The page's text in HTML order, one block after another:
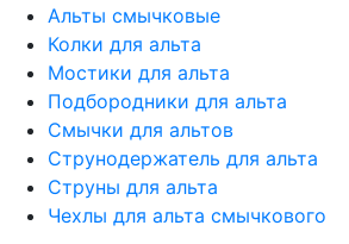
Альты смычковые
Колки для альта
Мостики для альта
Подбородники для альта
Смычки для альтов
Струнодержатель для альта
Струны для альта
Чехлы для альта смычкового